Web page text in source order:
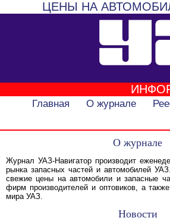
ЦЕНЫ НА
Главная О журнале
О журнале
Журнал УАЗ-Навигатор производит
рынка запасных частей и автомобилей
свежие цены на автомобили и запасные
фирм производителей и оптовиков, а
мира УАЗ.
Новости